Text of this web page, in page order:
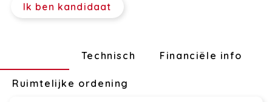
Ik ben kandidaat
Technisch Financiële info
Ruimtelijke ordening